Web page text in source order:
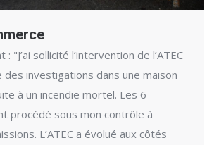
"J’ai sollicité l’intervention de l’ATEC
des investigations dans une maison
à un incendie mortel. Les 6
procédé sous mon contrôle à
L’ATEC a évolué aux côtés